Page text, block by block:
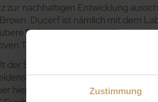
Zustimmung
zur nachhaltigen Entwicklung
Ducerf ist nämlich mit dem
Befrachter) ausgezeichnet.
Transportmitteln den Vorzug.“
der Schienenverkehr, der in Europa
kann sogar das ferne
hier, im Burgund, sind wir vom